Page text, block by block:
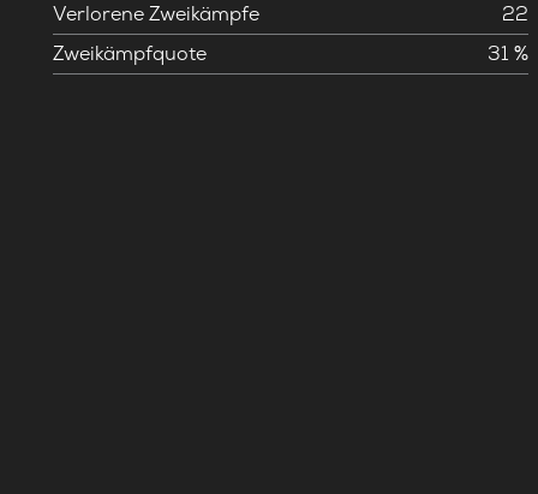
Verlorene Zweikämpfe
22
Zweikämpfquote
31 %